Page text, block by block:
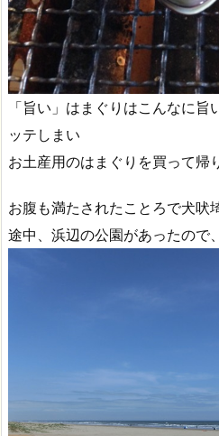
「旨い」はまぐりはこんなに
ッテしまい
お土産用のはまぐりを買って帰
お腹も満たされたことろで犬吠
途中、浜辺の公園があったので